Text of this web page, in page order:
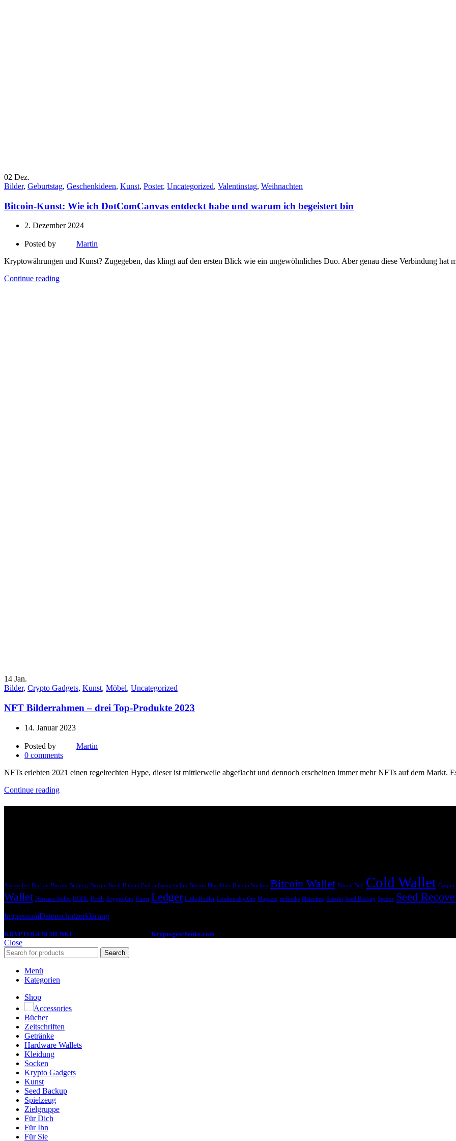
02 Dez.
Bilder, Geburtstag, Geschenkideen, Kunst, Poster, Uncategorized, Valentinstag, Weihnachten
Bitcoin-Kunst: Wie ich DotComCanvas entdeckt habe und warum ich begeistert bin
2. Dezember 2024
Posted by
Martin
Kryptowährungen und Kunst? Zugegeben, das klingt auf den ersten Blick wie ein ungewöhnliches Duo. Aber genau diese Verbindung hat
Continue reading
14 Jan.
Bilder, Crypto Gadgets, Kunst, Möbel, Uncategorized
NFT Bilderrahmen – drei Top-Produkte 2023
14. Januar 2023
Posted by
Martin
0 comments
NFTs erlebten 2021 einen regelrechten Hype, dieser ist mittlerweile abgeflacht und dennoch erscheinen immer mehr NFTs auf dem Markt.
Continue reading
Ausstecher Backen Bitcoin Bildung Bitcoin Buch Bitcoin Einkaufswagenchip Bitcoin Plüschtier Bitcoin Socken Bitcoin Wallet Bitcon Bild Cold Wallet
Wallet Harware Wallet HODL Hodlr Krypto Gin Kunst Ledger Little Hodler London dry Gin Magazin mtSocks Plätzchen Satoshi Seed Backup Seedor Seed
ImpressumDatenschutzerklärung
KRYPTOGESCHENKE Kryptogeschenke.com
Close
Search
Menü
Kategorien
Shop
Accessories
Bücher
Zeitschriften
Getränke
Hardware Wallets
Kleidung
Socken
Krypto Gadgets
Kunst
Seed Backup
Spielzeug
Zielgruppe
Für Dich
Für Ihn
Für Sie